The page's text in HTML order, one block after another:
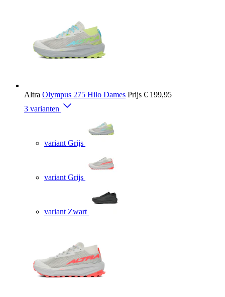
Altra Olympus 275 Hilo Dames Prijs € 199,95
3 varianten
variant Grijs
variant Grijs
variant Zwart